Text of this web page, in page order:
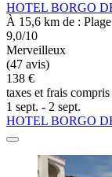
HOTEL BORGO
À 15,6 km de :
9,0/10
Merveilleux
(47 avis)
138 €
taxes et frais compris
1 sept. - 2 sept.
HOTEL BORGO